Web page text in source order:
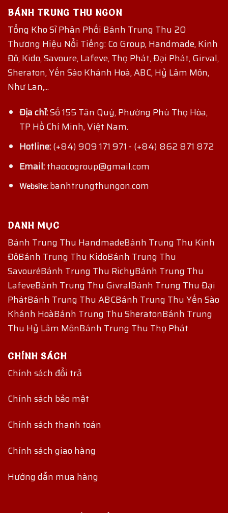
BÁNH TRUNG THU NGON
Tổng Kho Sỉ Phân Phối Bánh Trung Thu 20
Thương Hiệu Nổi Tiếng: Co Group, Handmade, Kinh
Đô, Kido, Savoure, Lafeve, Thọ Phát, Đại Phát, Girval,
Sheraton, Yến Sào Khánh Hoà, ABC, Hỷ Lâm Môn,
Như Lan,...
Địa chỉ:Số 155 Tân Quý, Phường Phú Thọ Hòa,
TP Hồ Chí Minh, Việt Nam.
Hotline:(+84) 909 171 971 - (+84) 862 871 872
Email:thaocogroup@gmail.com
Website:banhtrungthungon.com
DANH MỤC
Bánh Trung Thu HandmadeBánh Trung Thu Kinh
ĐôBánh Trung Thu KidoBánh Trung Thu
SavouréBánh Trung Thu RichyBánh Trung Thu
LafeveBánh Trung Thu GivralBánh Trung Thu Đại
PhátBánh Trung Thu ABCBánh Trung Thu Yến Sào
Khánh HoàBánh Trung Thu SheratonBánh Trung
Thu Hỷ Lâm MônBánh Trung Thu Thọ Phát
CHÍNH SÁCH
Chính sách đổi trả
Chính sách bảo mật
Chính sách thanh toán
Chính sách giao hàng
Hướng dẫn mua hàng